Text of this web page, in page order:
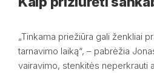
„Tinkama priežiūra gali ženkliai
tarnavimo laiką“, – pabrėžia
vairavimo, stenkitės neperkrauti